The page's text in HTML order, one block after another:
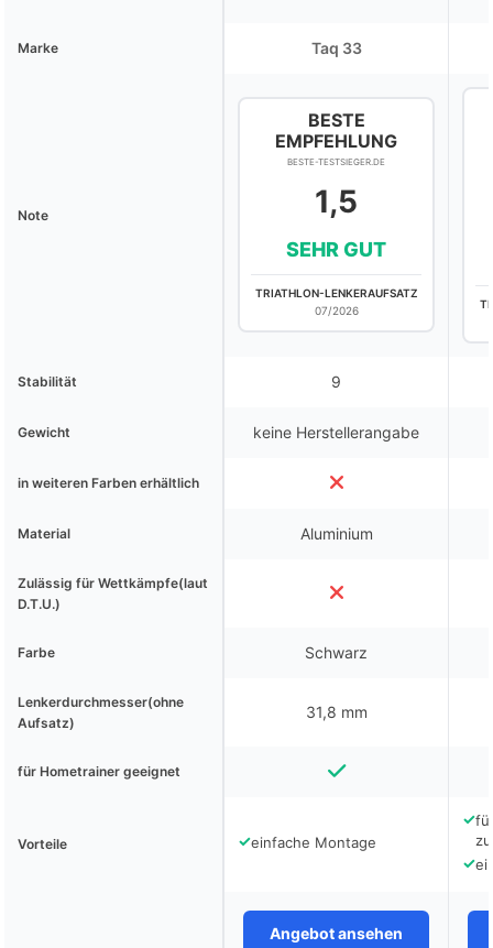
Marke Taq 33
Note
BESTE
EMPFEHLUNG
BESTE-TESTSIEGER.DE
1,5
SEHR GUT
TRIATHLON-LENKERAUFSATZ
07/2026
Stabilität 9
Gewicht keine Herstellerangabe
in weiteren Farben erhältlich
Material Aluminium
Zulässig für Wettkämpfe(laut
D.T.U.)
Farbe Schwarz
Lenkerdurchmesser(ohne
Aufsatz)
31,8 mm
für Hometrainer geeignet
Vorteile ✓einfache Montage
✓
✓
Angebot ansehen